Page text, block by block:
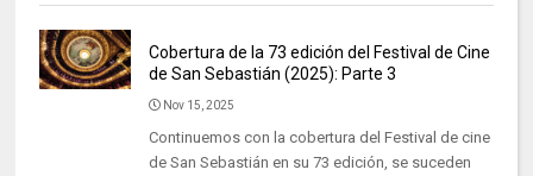
Cobertura de la 73 edición del Festival de Cine
de San Sebastián (2025): Parte 3
Nov 15, 2025
Continuemos con la cobertura del Festival de cine
de San Sebastián en su 73 edición, se suceden